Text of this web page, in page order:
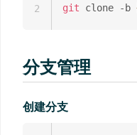
git clone -b
2
分支管理
创建分支